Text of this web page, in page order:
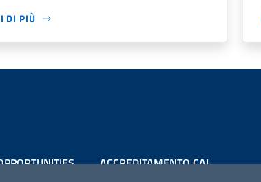
DI PIÙ
ACCREDITAMENTO CAI